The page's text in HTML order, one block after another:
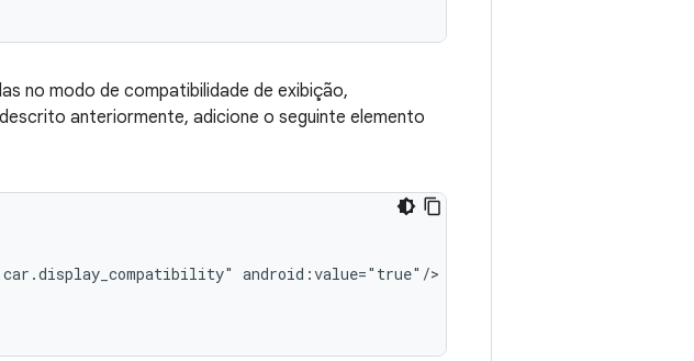
no modo de compatibilidade de exibição,
descrito anteriormente, adicione o seguinte elemento